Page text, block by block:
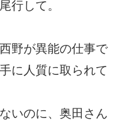
行して。
野が異能の仕事で
に人質に取られて
いのに、奥田さん